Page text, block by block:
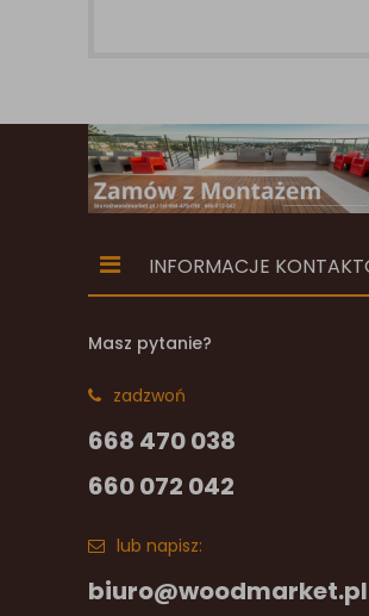
INFORMACJE
Masz pytanie?
zadzwoń
668 470 038
660 072 042
lub napisz:
biuro@woodmarket.pl